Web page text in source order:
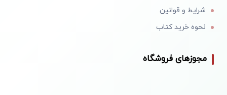
شرایط و قوانین
نحوه خرید کتاب
مجوزهای فروشگاه